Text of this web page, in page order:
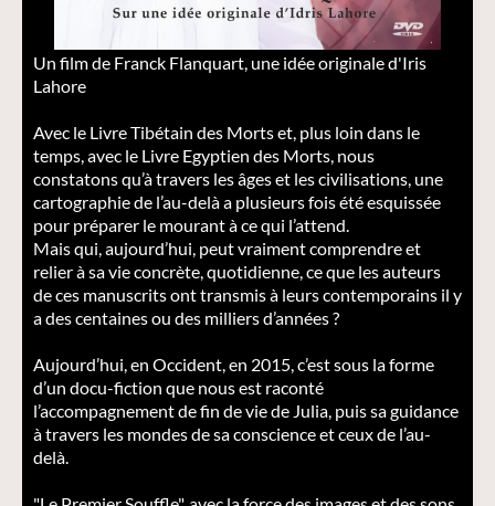
Un film de Franck Flanquart, une idée originale d'Iris
Lahore
Avec le Livre Tibétain des Morts et, plus loin dans le
temps, avec le Livre Egyptien des Morts, nous
constatons qu’à travers les âges et les civilisations, une
cartographie de l’au-delà a plusieurs fois été esquissée
pour préparer le mourant à ce qui l’attend.
Mais qui, aujourd’hui, peut vraiment comprendre et
relier à sa vie concrète, quotidienne, ce que les auteurs
de ces manuscrits ont transmis à leurs contemporains il y
a des centaines ou des milliers d’années ?
Aujourd’hui, en Occident, en 2015, c’est sous la forme
d’un docu-fiction que nous est raconté
l’accompagnement de fin de vie de Julia, puis sa guidance
à travers les mondes de sa conscience et ceux de l’au-
delà.